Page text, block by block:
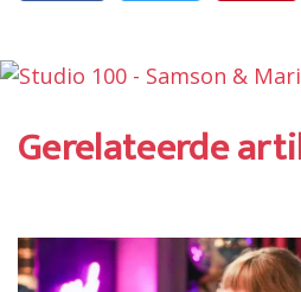
Gerelateerde